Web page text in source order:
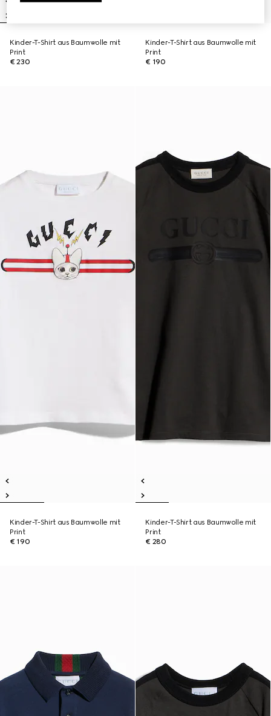
Kinder-T-Shirt aus Baumwolle mit
Print
€ 230
Kinder-T-Shirt aus Baumwolle mit
Print
€ 190
Kinder-T-Shirt aus Baumwolle mit
Print
€ 190
Kinder-T-Shirt aus Baumwolle mit
Print
€ 280